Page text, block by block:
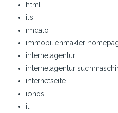
html
ils
imdalo
immobilienmakler
internetagentur
internetagentur
internetseite
ionos
it